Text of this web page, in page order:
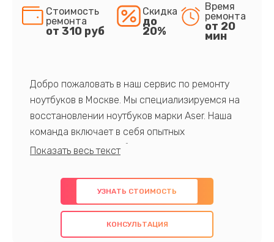
Стоимость
ремонта
от 310 руб
Скидка
до
20%
Время
ремонта
от 20
мин
Добро пожаловать в наш сервис по ремонту
ноутбуков в Москве. Мы специализируемся на
восстановлении ноутбуков марки Aser. Наша
команда включает в себя опытных
профессионалов с обширными знаниями и
предлагаем быстрый и качественный ремонт с
использованием оригинальных компонентов, а
также гарантируем качество всех
проведенных работ. Наша цель - предоставить
УЗНАТЬ СТОИМОСТЬ
КОНСУЛЬТАЦИЯ